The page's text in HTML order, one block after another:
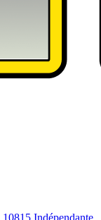
10815 Indépendante